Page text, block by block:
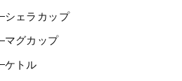
シェラカップ
マグカップ
ケトル